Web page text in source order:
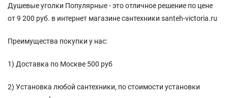
Душевые уголки Популярные - это отличное решение по цене
от 9 200 руб. в интернет магазине сантехники santeh-victoria.ru
Преимущества покупки у нас:
1) Доставка по Москве 500 руб
2) Установка любой сантехники, по стоимости установки